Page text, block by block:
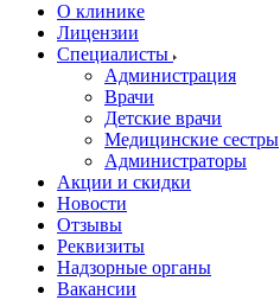
О клинике
Лицензии
Специалисты
Администрация
Врачи
Детские врачи
Медицинские сестры
Администраторы
Акции и скидки
Новости
Отзывы
Реквизиты
Надзорные органы
Вакансии